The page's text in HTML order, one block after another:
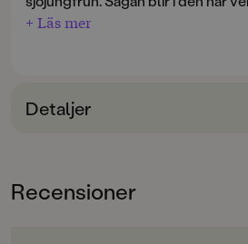
konstnärlig och gripande!
+ Läs mer
Detaljer
3-6
Recensioner